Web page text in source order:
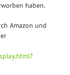
haben.
Amazon und